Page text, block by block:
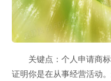
关键点：个人申请商标
证明你是在从事经营活动